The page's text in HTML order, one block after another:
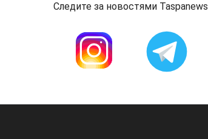
Следите за новостями Taspanews